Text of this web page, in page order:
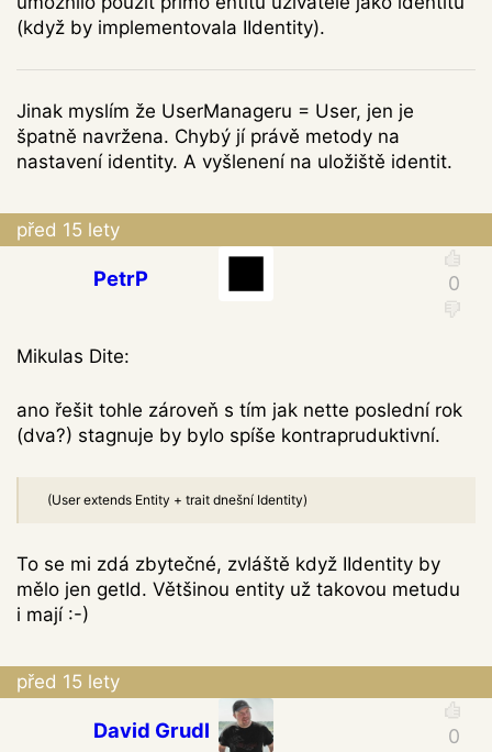
(když by implementovala IIdentity).
Jinak myslím že UserManageru = User, jen je
špatně navržena. Chybý jí právě metody na
nastavení identity. A vyšlenení na uložiště identit.
před 15 lety
PetrP
Mikulas Dite:
ano řešit tohle zároveň s tím jak nette poslední rok
(dva?) stagnuje by bylo spíše kontrapruduktivní.
(User extends Entity + trait dnešní Identity)
To se mi zdá zbytečné, zvláště když IIdentity by
mělo jen getId. Většinou entity už takovou metudu
i mají :-)
před 15 lety
David Grudl